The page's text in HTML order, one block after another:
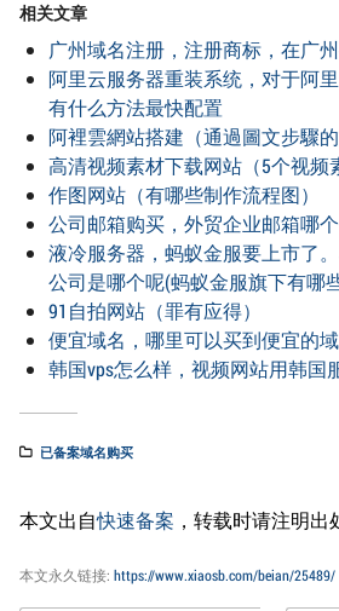
相关文章
广州域名注册，注册商标，在广
阿里云服务器重装系统，对于阿
有什么方法最快配置
阿裡雲網站搭建（通過圖文步驟的
高清视频素材下载网站（5个视频
作图网站（有哪些制作流程图）
公司邮箱购买，外贸企业邮箱哪
液冷服务器，蚂蚁金服要上市了
公司是哪个呢(蚂蚁金服旗下有哪
91自拍网站（罪有应得）
便宜域名，哪里可以买到便宜的
韩国vps怎么样，视频网站用韩国
已备案域名购买
本文出自快速备案 ，转载时请注明出
本文永久链接: https://www.xiaosb.com/beian/25489/